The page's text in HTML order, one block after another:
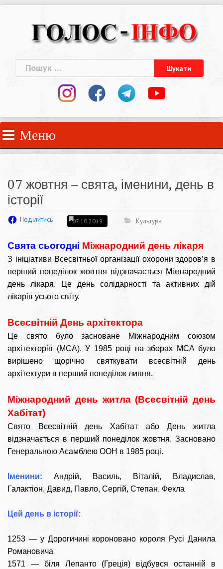
Пошук:
Меню
07 жовтня – свята, іменини, день в
історії
Поділитись 07.10.2019 Культура
Свята сьогодні Міжнародний день лікаря
З ініціативи Всесвітньої організації охорони здоров’я в
перший понеділок жовтня відзначається Міжнародний
день лікаря. Це день солідарності та активних дій
лікарів усього світу.
Всесвітній День архітектора
Це свято було засноване Міжнародним союзом
архітекторів (МСА). У 1985 році на зборах МСА було
вирішено щорічно святкувати всесвітній день
архітектури в перший понеділок липня.
Міжнародний день житла (Всесвітній день
Хабітат)
Свято Всесвітній день Хабітат або День житла
відзначається в перший понеділок жовтня. Засновано
Генеральною Асамблею ООН в 1985 році.
Іменини: Андрій, Василь, Віталій, Владислав,
Галактіон, Давид, Павло, Сергій, Степан, Фекла
Цей день в історії:
1253 — у Дорогичині короновано короля Русі Данила
Романовича
1571 — біля Лепанто (Греція) відбувся останній в